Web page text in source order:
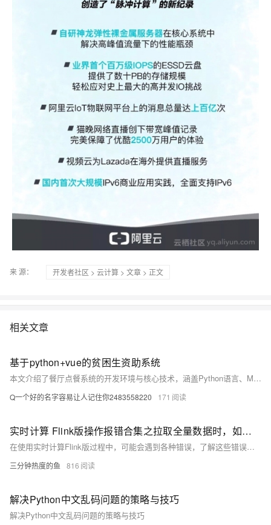
来 源： 开发者社区 > 云计算 > 文章 > 正文
相关文章
基于python+vue的贫困生资助系统
本文介绍了餐厅点餐系统的开发环境与核心技术，涵盖Python语言、MySQL数据库、Django框架及Vue.js前端技术，详细说明了各项技术的应用与优势，助力系统高效开发与稳定运行。
Q一个好的名字容易让人记住你2483558220 171
实时计算 Flink版操作报错合集之拉取全量数据时，如何解决Checkpoint失败并且报错为 "java.lang.OutOfMemoryError: Java heap space"
在使用实时计算Flink版过程中，可能会遇到各种错误，了解这些错误的原因及解决方法对于高效排错至关重要。针对具体问题，查看Flink的日志是关键，它们通常会提供更详细的错误信息和堆栈跟踪，有助于定位问题。此外，Flink社区文档和官方论坛也是寻求帮助的好去处。以下是一些常见的操作报错及其可能的原因与解决策略。
三分钟热度的鱼 816
解决Python中文乱码问题的策略与技巧
解决Python中文乱码问题的策略与技巧